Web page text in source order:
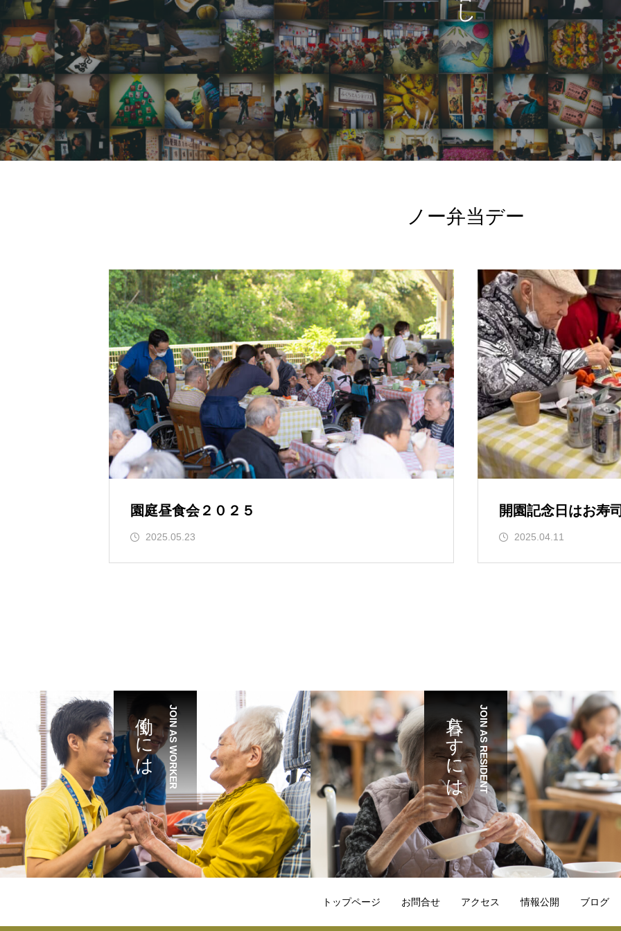
ノー弁当デー
園庭昼食会２０２５
2025.05.23
開園記念日はお寿
2025.04.11
JOIN AS WORKER
働くには JOIN AS RESIDENT
暮らすには
トップページ お問合せ アクセス 情報公開 ブログ